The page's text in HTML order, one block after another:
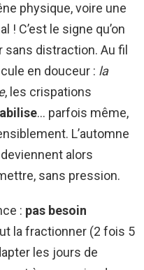
physique, voire une
! C’est le signe qu’on
sans distraction. Au fil
en douceur : la
, les crispations
… parfois même,
L’automne
alors
sans pression.
: pas besoin
la fractionner (2 fois 5
les jours de